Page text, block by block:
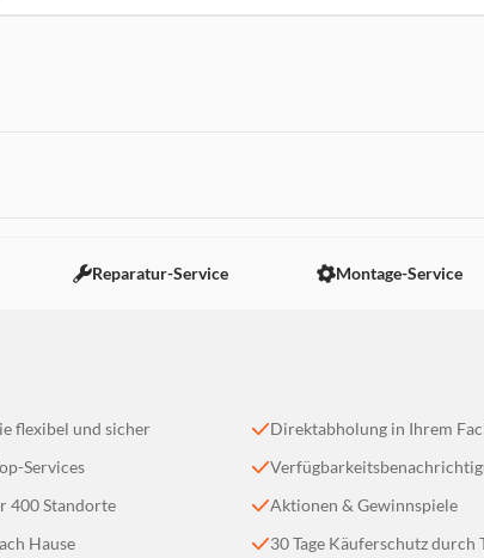
Reparatur-Service Montage-Service
flexibel und sicher
Services
400 Standorte
Hause
Direktabholung in Ihrem
Aktionen & Gewinnspiele
30 Tage Käuferschutz durch